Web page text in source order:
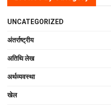
UNCATEGORIZED
अंतर्राष्ट्रीय
अतिथि लेख
अर्थव्यवस्था
खेल